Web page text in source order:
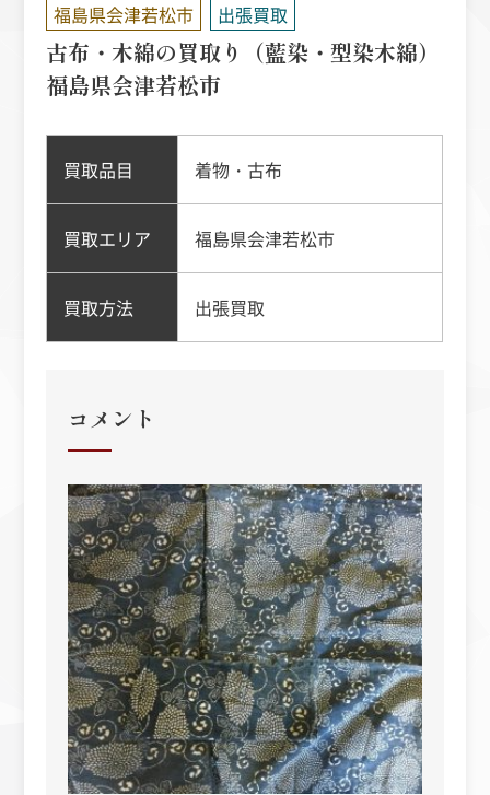
福島県会津若松市
出張買取
古布・木綿の買取り（藍染・型染木綿）
福島県会津若松市
買取品目 着物・古布
買取エリア 福島県会津若松市
買取方法 出張買取
コメント